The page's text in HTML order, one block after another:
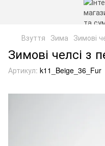
Взуття Зима Зимові
Зимові челсі з
Артикул: k11_Beige_36_Fur